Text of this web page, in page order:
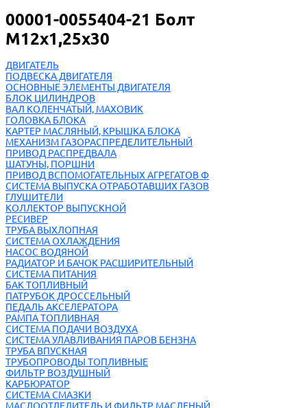
00001-0055404-21 Болт
М12х1,25х30
ДВИГАТЕЛЬ
ПОДВЕСКА ДВИГАТЕЛЯ
ОСНОВНЫЕ ЭЛЕМЕНТЫ ДВИГАТЕЛЯ
БЛОК ЦИЛИНДРОВ
ВАЛ КОЛЕНЧАТЫЙ, МАХОВИК
ГОЛОВКА БЛОКА
КАРТЕР МАСЛЯНЫЙ, КРЫШКА БЛОКА
МЕХАНИЗМ ГАЗОРАСПРЕДЕЛИТЕЛЬНЫЙ
ПРИВОД РАСПРЕДВАЛА
ШАТУНЫ, ПОРШНИ
ПРИВОД ВСПОМОГАТЕЛЬНЫХ АГРЕГАТОВ Ф
СИСТЕМА ВЫПУСКА ОТРАБОТАВШИХ ГАЗОВ
ГЛУШИТЕЛИ
КОЛЛЕКТОР ВЫПУСКНОЙ
РЕСИВЕР
ТРУБА ВЫХЛОПНАЯ
СИСТЕМА ОХЛАЖДЕНИЯ
НАСОС ВОДЯНОЙ
РАДИАТОР И БАЧОК РАСШИРИТЕЛЬНЫЙ
СИСТЕМА ПИТАНИЯ
БАК ТОПЛИВНЫЙ
ПАТРУБОК ДРОССЕЛЬНЫЙ
ПЕДАЛЬ АКСЕЛЕРАТОРА
РАМПА ТОПЛИВНАЯ
СИСТЕМА ПОДАЧИ ВОЗДУХА
СИСТЕМА УЛАВЛИВАНИЯ ПАРОВ БЕНЗНА
ТРУБА ВПУСКНАЯ
ТРУБОПРОВОДЫ ТОПЛИВНЫЕ
ФИЛЬТР ВОЗДУШНЫЙ
КАРБЮРАТОР
СИСТЕМА СМАЗКИ